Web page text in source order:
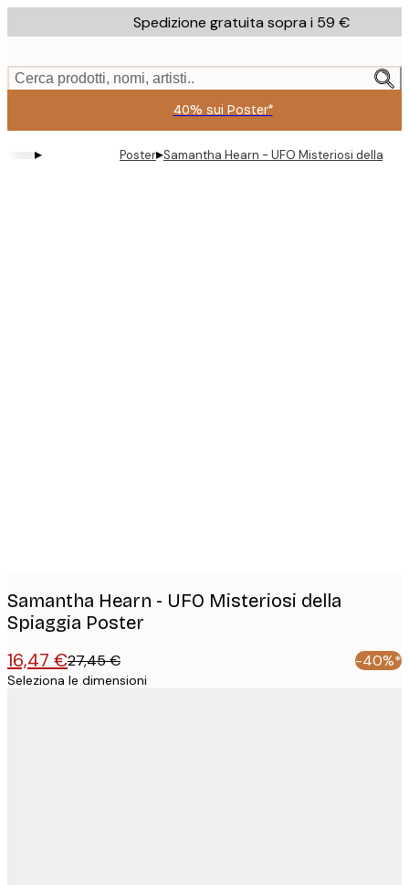
to
content.
Spedizione gratuita sopra i 59 €
Cerca prodotti, nomi, artisti..
40% sui Poster*
▸ Poster▸Samantha Hearn - UFO Misteriosi della
Samantha Hearn - UFO Misteriosi della
Spiaggia Poster
16,47 €27,45 € -40%*
Seleziona le dimensioni